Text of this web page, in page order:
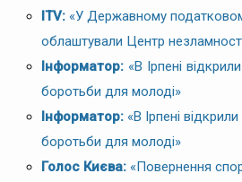
ITV: «У Державному
облаштували Центр
Інформатор: «В Ірпені
боротьби для молоді»
Інформатор: «В Ірпені
боротьби для молоді»
Голос Києва: «Повернення